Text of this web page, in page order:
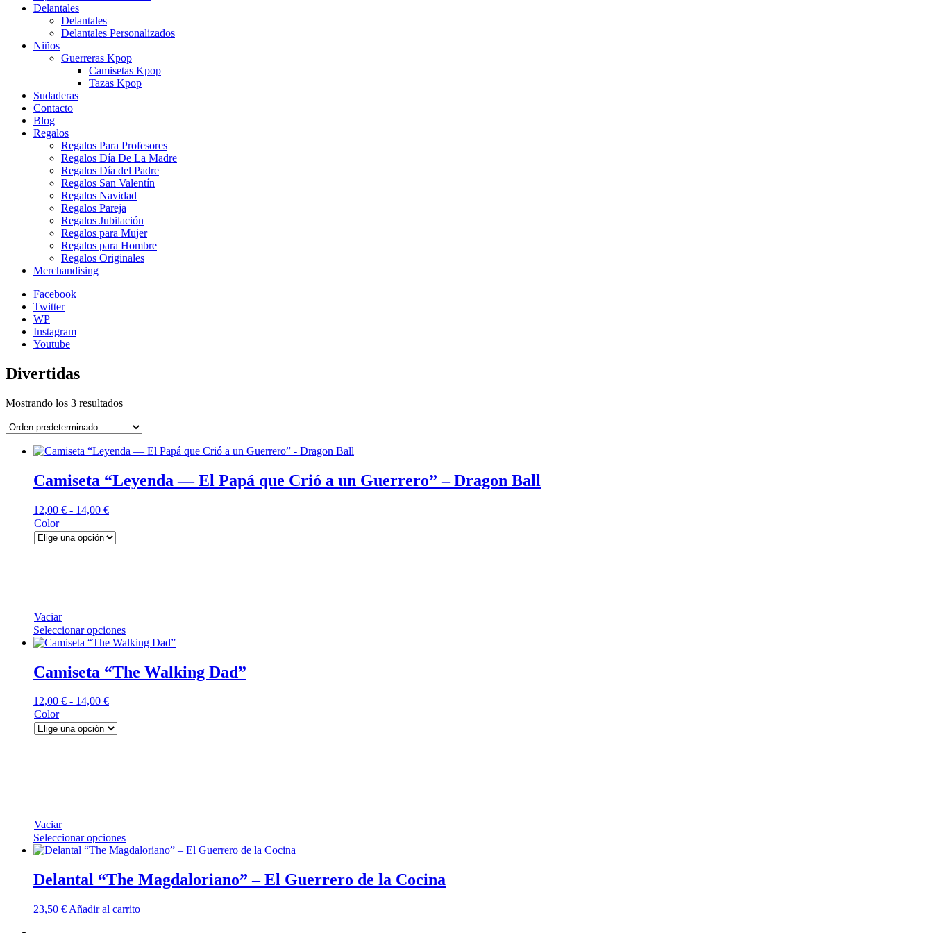
Delantales
Delantales
Delantales Personalizados
Niños
Guerreras Kpop
Camisetas Kpop
Tazas Kpop
Sudaderas
Contacto
Blog
Regalos
Regalos Para Profesores
Regalos Día De La Madre
Regalos Día del Padre
Regalos San Valentín
Regalos Navidad
Regalos Pareja
Regalos Jubilación
Regalos para Mujer
Regalos para Hombre
Regalos Originales
Merchandising
Facebook
Twitter
WP
Instagram
Youtube
Divertidas
Mostrando los 3 resultados
Camiseta “Leyenda — El Papá que Crió a un Guerrero” – Dragon Ball
12,00 € - 14,00 €Rango
precios:
desde
Color
Vaciar
Seleccionar opcionesEste
producto
múltiples
variantes.
Camiseta “The Walking Dad”
12,00 € - 14,00 €Rango
precios:
desde
Color
Vaciar
Seleccionar opcionesEste
producto
múltiples
variantes.
opciones
Delantal “The Magdaloriano” – El Guerrero de la Cocina
23,50 € Añadir al carrito